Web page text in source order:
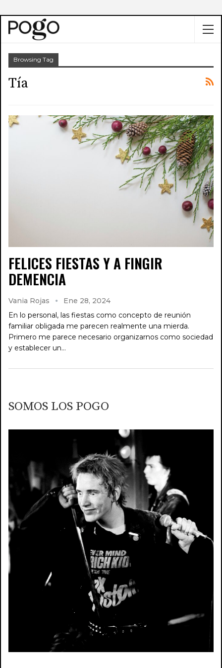
Browsing Tag
Tía
FELICES FIESTAS Y A FINGIR
DEMENCIA
Vania Rojas
Ene 28, 2024
En lo personal, las fiestas como concepto de reunión
familiar obligada me parecen realmente una mierda.
Primero me parece necesario organizarnos como sociedad
y establecer un…
SOMOS LOS POGO